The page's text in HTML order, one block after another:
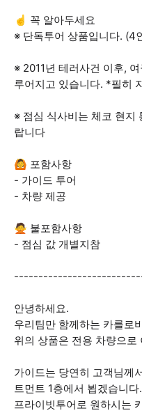
☝️ 꼭 알아두세요
※ 단독투어 상품입니다. (4
※ 2011년 테러사건 이후,
루어지고 있습니다. *필히
※ 점심 식사비는 체코 현지
랍니다
🙆 포함사항
- 가이드 투어
- 차량 제공
🙅 불포함사항
- 점심 값 개별지참
안녕하세요.
우리팀만 함께하는 카를로
위의 상품은 전용 차량으로
가이드는 당연히 고객님께
트먼트 1층에서 뵙겠습니
프라이빗투어로 원하시는